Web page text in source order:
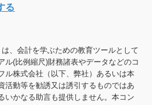
る
、会計を学ぶための教育ツールとして
(比例縮尺)財務諸表やデータなどのコ
ル株式会社（以下、弊社）あるいは本
活動等を勧誘又は誘引するものではあ
いかなる助言も提供しません。本コン